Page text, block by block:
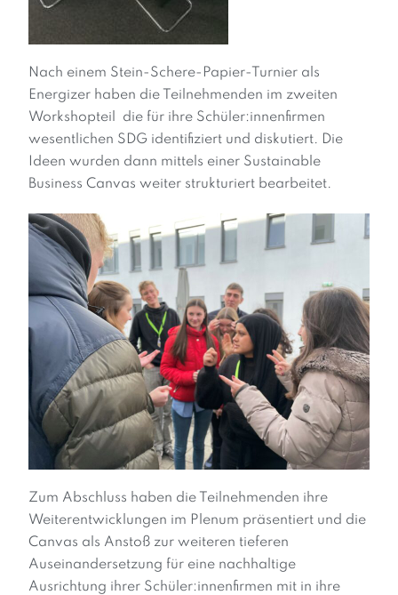
Nach einem Stein-Schere-Papier-Turnier als
Energizer haben die Teilnehmenden im zweiten
Workshopteil die für ihre Schüler:innenfirmen
wesentlichen SDG identifiziert und diskutiert. Die
Ideen wurden dann mittels einer Sustainable
Business Canvas weiter strukturiert bearbeitet.
Zum Abschluss haben die Teilnehmenden ihre
Weiterentwicklungen im Plenum präsentiert und die
Canvas als Anstoß zur weiteren tieferen
Auseinandersetzung für eine nachhaltige
Ausrichtung ihrer Schüler:innenfirmen mit in ihre